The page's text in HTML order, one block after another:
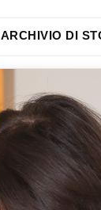
ARCHIVIO DI